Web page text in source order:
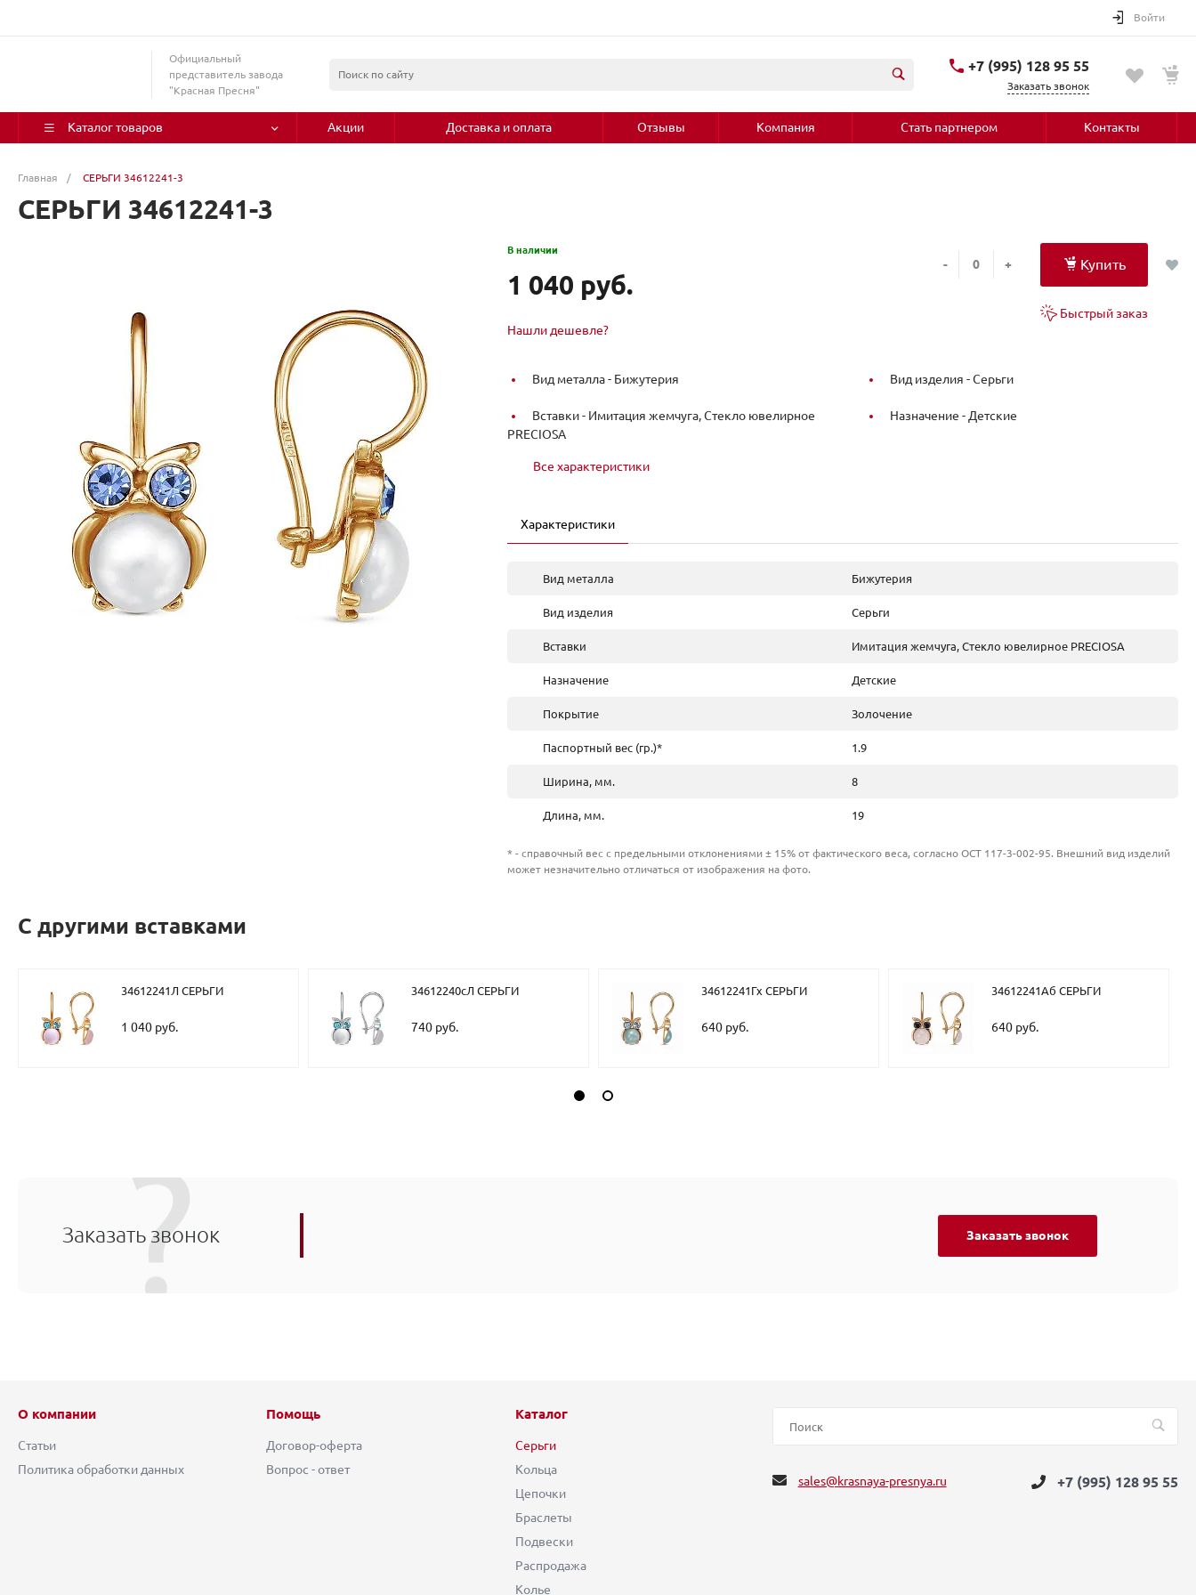
Войти
Официальный
представитель завода
"Красная Пресня"
+7 (995) 128 95 55
Заказать звонок
Каталог товаров Акции Доставка и оплата Отзывы Компания Стать партнером Контакты
Главная / СЕРЬГИ 34612241-3
СЕРЬГИ 34612241-3
В наличии
1 040 руб.
Нашли дешевле?
- + Купить
Быстрый заказ
Вид металла - Бижутерия Вид изделия -Серьги
Вставки - Имитация жемчуга, Стекло ювелирное
PRECIOSA
Назначение - Детские
Все характеристики
Характеристики
Вид металла Бижутерия
Вид изделия Серьги
Вставки Имитация жемчуга, Стекло ювелирное PRECIOSA
Назначение Детские
Покрытие Золочение
Паспортный вес (гр.)* 1.9
Ширина, мм. 8
Длина, мм. 19
* - справочный вес с предельными отклонениями ± 15% от фактического веса, согласно ОСТ 117-3-002-95. Внешний вид изделий
может незначительно отличаться от изображения на фото.
С другими вставками
34612241Л СЕРЬГИ
1 040 руб.
34612240сЛ СЕРЬГИ
740 руб.
34612241Гх СЕРЬГИ
640 руб.
34612241Аб СЕРЬГИ
640 руб.
Заказать звонок Заказать звонок
О компании
Статьи
Политика обработки данных
Помощь
Договор-оферта
Вопрос - ответ
Каталог
Серьги
Кольца
Цепочки
Браслеты
Подвески
Распродажа
Колье
sales@krasnaya-presnya.ru +7 (995) 128 95 55